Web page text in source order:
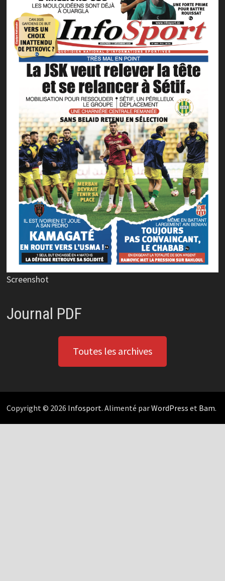
Screenshot
Journal PDF
Toutes les archives
Copyright © 2026 Infosport. Alimenté parWordPress et Bam.